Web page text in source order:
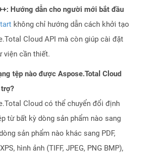
Hướng dẫn cho người mới bắt đầu
không chỉ hướng dẫn cách khởi tạo
Cloud API mà còn giúp cài đặt
viện cần thiết.
tệp nào được Aspose.Total Cloud
Cloud có thể chuyển đổi định
từ bất kỳ dòng sản phẩm nào sang
sản phẩm nào khác sang PDF,
hình ảnh (TIFF, JPEG, PNG BMP),